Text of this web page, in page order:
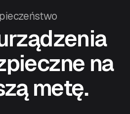
na
metę.